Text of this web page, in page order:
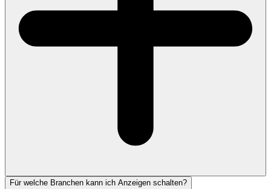
Für welche Branchen kann ich Anzeigen schalten?